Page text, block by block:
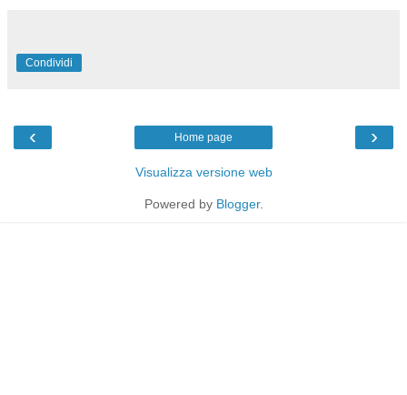
Condividi
‹ ›
Home page
Visualizza versione web
Powered by Blogger.